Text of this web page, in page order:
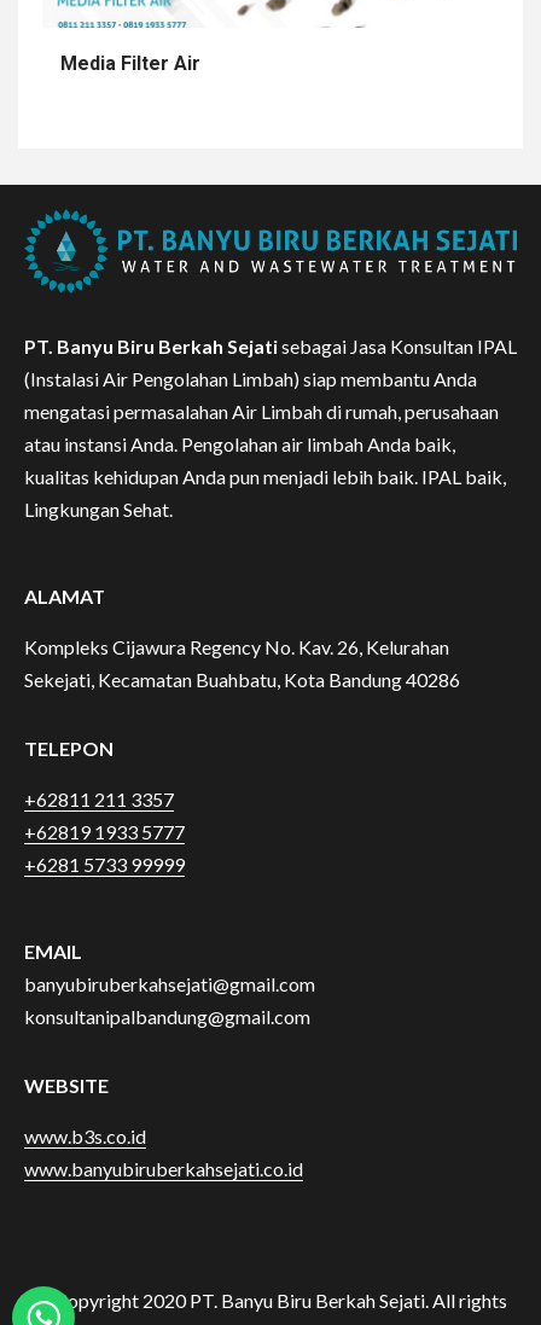
Media Filter Air
PT. Banyu Biru Berkah Sejatisebagai Jasa Konsultan IPAL
(Instalasi Air Pengolahan Limbah) siap membantu Anda
mengatasi permasalahan Air Limbah di rumah, perusahaan
atau instansi Anda. Pengolahan air limbah Anda baik,
kualitas kehidupan Anda pun menjadi lebih baik. IPAL baik,
Lingkungan Sehat.
ALAMAT
Kompleks Cijawura Regency No. Kav. 26, Kelurahan
Sekejati, Kecamatan Buahbatu, Kota Bandung 40286
TELEPON
+62811 211 3357
+62819 1933 5777
+6281 5733 99999
EMAIL
banyubiruberkahsejati@gmail.com
konsultanipalbandung@gmail.com
WEBSITE
www.b3s.co.id
www.banyubiruberkahsejati.co.id
© Copyright 2020 PT. Banyu Biru Berkah Sejati. All rights